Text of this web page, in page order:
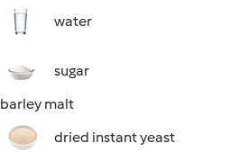
water
sugar
barley malt
dried instant yeast